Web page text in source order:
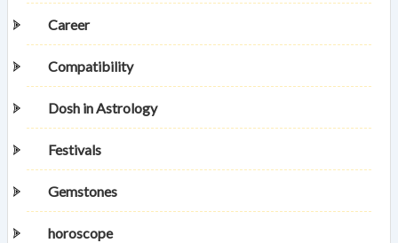
Career
Compatibility
Dosh in Astrology
Festivals
Gemstones
horoscope